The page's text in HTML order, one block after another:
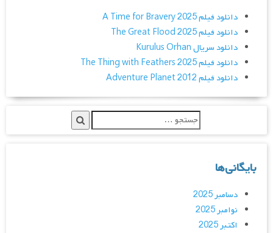
دانلود فیلم A Time for Bravery 2025
دانلود فیلم The Great Flood 2025
دانلود سریال Kurulus Orhan
دانلود فیلم The Thing with Feathers 2025
دانلود فیلم Adventure Planet 2012
بایگانی‌ها
دسامبر 2025
نوامبر 2025
اکتبر 2025